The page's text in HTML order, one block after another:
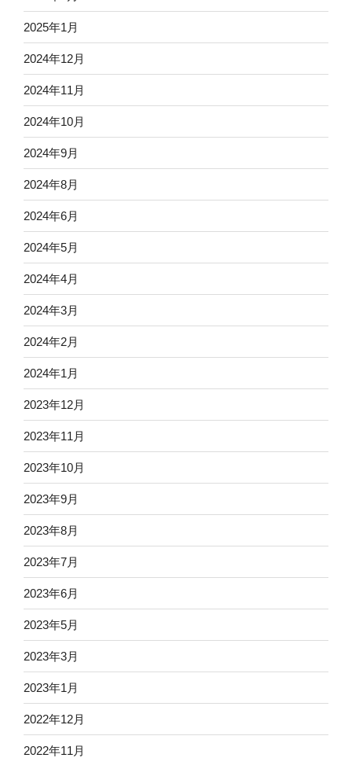
2025年1月
2024年12月
2024年11月
2024年10月
2024年9月
2024年8月
2024年6月
2024年5月
2024年4月
2024年3月
2024年2月
2024年1月
2023年12月
2023年11月
2023年10月
2023年9月
2023年8月
2023年7月
2023年6月
2023年5月
2023年3月
2023年1月
2022年12月
2022年11月